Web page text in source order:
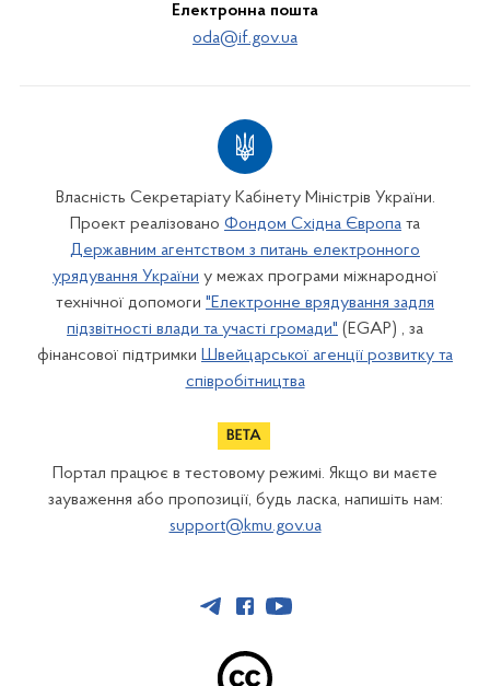
Електронна пошта
oda@if.gov.ua
Власність Секретаріату Кабінету Міністрів України.
Проект реалізовано Фондом Східна Європа та
Державним агентством з питань електронного
урядування України у межах програми міжнародної
технічної допомоги "Електронне врядування задля
підзвітності влади та участі громади" (EGAP) , за
фінансової підтримки Швейцарської агенції розвитку та
співробітництва
Портал працює в тестовому режимі. Якщо ви маєте
зауваження або пропозиції, будь ласка, напишіть нам:
support@kmu.gov.ua